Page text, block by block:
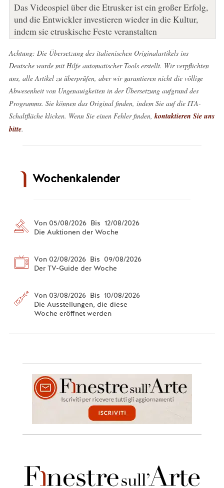
Das Videospiel über die Etrusker ist ein großer Erfolg,
und die Entwickler investieren wieder in die Kultur,
indem sie etruskische Feste veranstalten
Achtung: Die Übersetzung des italienischen Originalartikels ins
Deutsche wurde mit Hilfe automatischer Tools erstellt. Wir verpflichten
uns, alle Artikel zu überprüfen, aber wir garantieren nicht die völlige
Abwesenheit von Ungenauigkeiten in der Übersetzung aufgrund des
Programms. Sie können das Original finden, indem Sie auf die ITA-
Schaltfläche klicken. Wenn Sie einen Fehler finden, kontaktieren Sie uns
bitte.
Wochenkalender
Von 05/08/2026 Bis 12/08/2026
Die Auktionen der Woche
Von 02/08/2026 Bis 09/08/2026
Der TV-Guide der Woche
Von 03/08/2026 Bis 10/08/2026
Die Ausstellungen, die diese
Woche eröffnet werden